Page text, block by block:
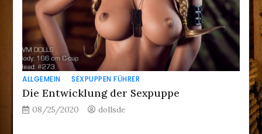
ALLGEMEIN SEXPUPPEN FÜHRER
Die Entwicklung der Sexpuppe
08/25/2020 dollsde